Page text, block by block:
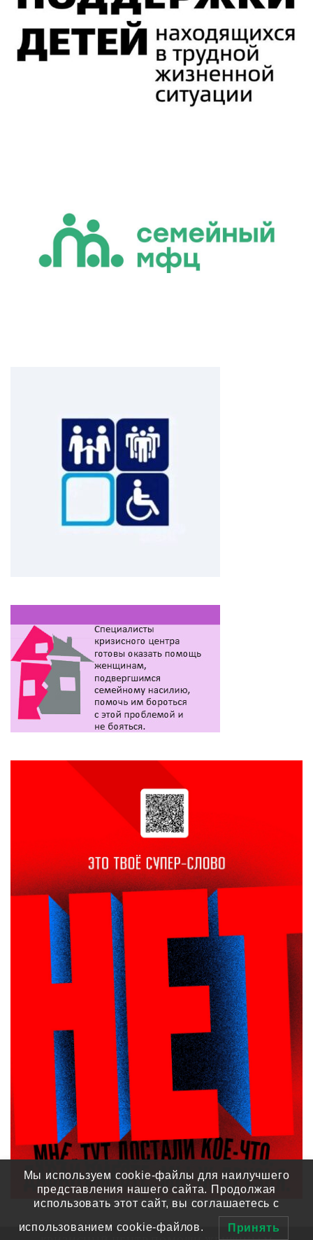
Мы используем cookie-файлы для наилучшего
представления нашего сайта. Продолжая
использовать этот сайт, вы соглашаетесь с
использованием cookie-файлов. Принять